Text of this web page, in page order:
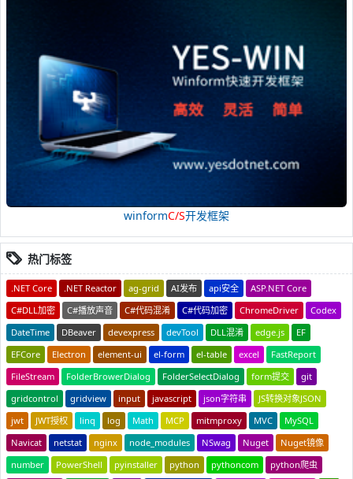
winformC/S开发框架
热门标签
.NET Core .NET Reactor ag-grid AI发布 api安全
ASP.NET Core
C#DLL加密
C#播放声音 C#代码混淆 C#代码加密 ChromeDriver
Codex
DateTime
DBeaver devexpress devTool DLL混淆 edge.js
EF
EFCore
Electron element-ui el-form el-table excel
FastReport
FileStream
FolderBrowerDialog FolderSelectDialog form提交
git
gridcontrol
gridview input javascript json字符串
JS转换对象JSON
jwt
JWT授权 linq log Math MCP mitmproxy MVC
MySQL
Navicat
netstat nginx node_modules NSwag Nuget
Nuget镜像
number
PowerShell pyinstaller python pythoncom
python爬虫